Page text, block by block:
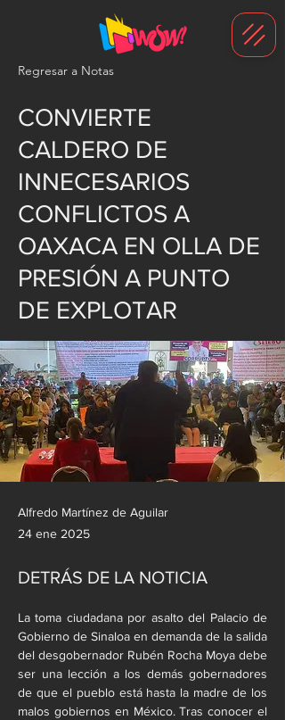
Regresar a Notas
CONVIERTE
CALDERO DE
INNECESARIOS
CONFLICTOS A
OAXACA EN OLLA DE
PRESIÓN A PUNTO
DE EXPLOTAR
Alfredo Martínez de Aguilar
24 ene 2025
DETRÁS DE LA NOTICIA
La toma ciudadana por asalto del Palacio de
Gobierno de Sinaloa en demanda de la salida
del desgobernador Rubén Rocha Moya debe
ser una lección a los demás gobernadores
de que el pueblo está hasta la madre de los
malos gobiernos en México. Tras conocer el